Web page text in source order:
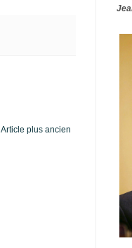
Article plus ancien